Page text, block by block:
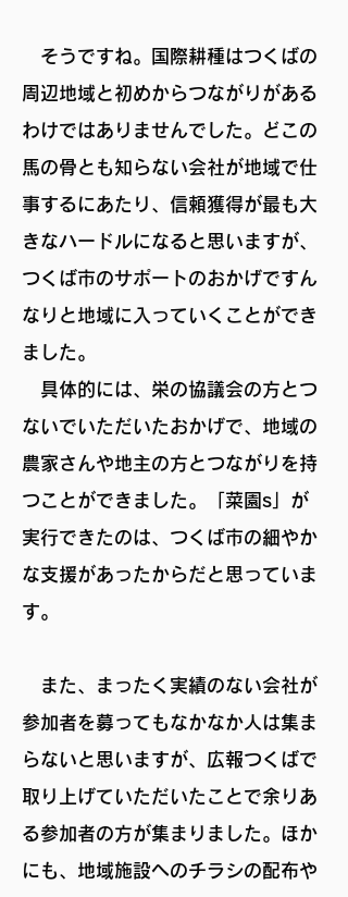
そうですね。国際耕種はつくばの
周辺地域と初めからつながりがある
わけではありませんでした。どこの
馬の骨とも知らない会社が地域で仕
事するにあたり、信頼獲得が最も大
きなハードルになると思いますが、
つくば市のサポートのおかげですん
なりと地域に入っていくことができ
ました。
具体的には、栄の協議会の方とつ
ないでいただいたおかげで、地域の
農家さんや地主の方とつながりを持
つことができました。「菜園s」が
実行できたのは、つくば市の細やか
な支援があったからだと思っていま
す。
また、まったく実績のない会社が
参加者を募ってもなかなか人は集ま
らないと思いますが、広報つくばで
取り上げていただいたことで余りあ
る参加者の方が集まりました。ほか
にも、地域施設へのチラシの配布や